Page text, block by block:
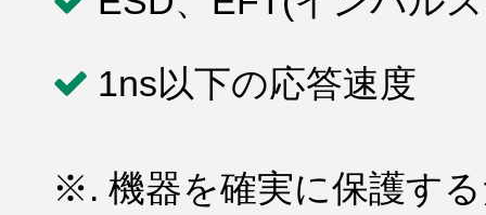
1ns以下の応答速度
※. 機器を確実に保護す